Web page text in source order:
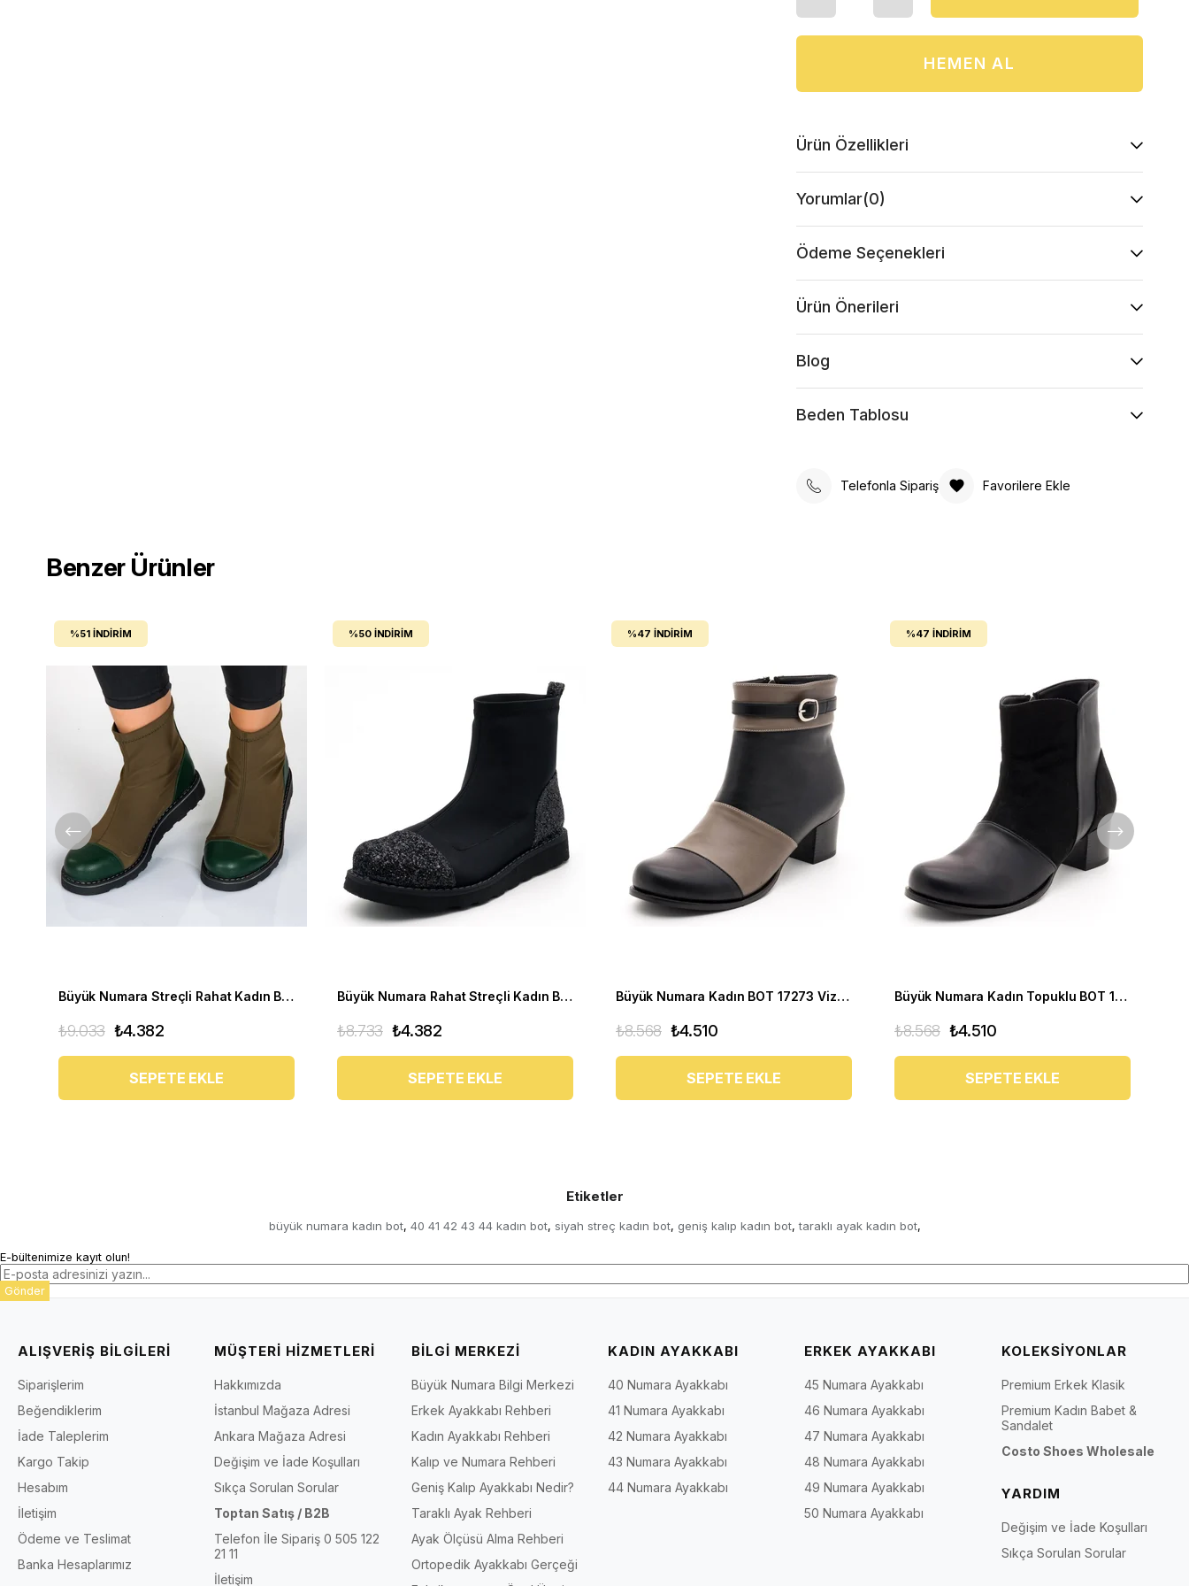
Ürün Özellikleri
Yorumlar(0)
Ödeme Seçenekleri
Ürün Önerileri
Blog
Beden Tablosu
Telefonla Sipariş Favorilere Ekle
Benzer Ürünler
Büyük Numara Streçli Rahat Kadın BOT 19273 haki
₺4.382
₺9.033
SEPETE EKLE
%51 İNDIRIM
Büyük Numara Rahat Streçli Kadın BOT 19273 siyah
₺4.382
₺8.733
SEPETE EKLE
%50 İNDIRIM
Büyük Numara Kadın BOT 17273 Vizon Siyah
₺4.510
₺8.568
SEPETE EKLE
%47 İNDIRIM
Büyük Numara Kadın Topuklu BOT 17273 Siyah
₺4.510
₺8.568
SEPETE EKLE
%47 İNDIRIM
Etiketler
büyük numara kadın bot, 40 41 42 43 44 kadın bot, siyah streç kadın bot, geniş kalıp kadın bot, taraklı ayak kadın bot,
E-bültenimize kayıt olun!
Gönder
ALIŞVERİŞ BİLGİLERİ
Siparişlerim
Beğendiklerim
İade Taleplerim
Kargo Takip
Hesabım
İletişim
Ödeme ve Teslimat
Banka Hesaplarımız
MÜŞTERİ HİZMETLERİ
Hakkımızda
İstanbul Mağaza Adresi
Ankara Mağaza Adresi
Değişim ve İade Koşulları
Sıkça Sorulan Sorular
Toptan Satış / B2B
Telefon İle Sipariş 0 505 122
21 11
İletişim
BİLGİ MERKEZİ
Büyük Numara Bilgi Merkezi
Erkek Ayakkabı Rehberi
Kadın Ayakkabı Rehberi
Kalıp ve Numara Rehberi
Geniş Kalıp Ayakkabı Nedir?
Taraklı Ayak Rehberi
Ayak Ölçüsü Alma Rehberi
Ortopedik Ayakkabı Gerçeği
KADIN AYAKKABI
40 Numara Ayakkabı
41 Numara Ayakkabı
42 Numara Ayakkabı
43 Numara Ayakkabı
44 Numara Ayakkabı
ERKEK AYAKKABI
45 Numara Ayakkabı
46 Numara Ayakkabı
47 Numara Ayakkabı
48 Numara Ayakkabı
49 Numara Ayakkabı
50 Numara Ayakkabı
KOLEKSİYONLAR
Premium Erkek Klasik
Premium Kadın Babet &
Sandalet
Costo Shoes Wholesale
YARDIM
Değişim ve İade Koşulları
Sıkça Sorulan Sorular